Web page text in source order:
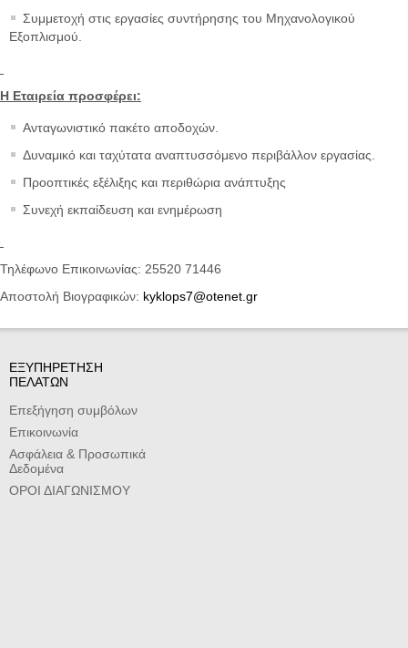
Συμμετοχή στις εργασίες συντήρησης του Μηχανολογικού
Εξοπλισμού.
Η Εταιρεία προσφέρει:
Ανταγωνιστικό πακέτο αποδοχών.
Δυναμικό και ταχύτατα αναπτυσσόμενο περιβάλλον εργασίας.
Προοπτικές εξέλιξης και περιθώρια ανάπτυξης
Συνεχή εκπαίδευση και ενημέρωση
Τηλέφωνο Επικοινωνίας: 25520 71446
Αποστολή Βιογραφικών: kyklops7@otenet.gr
ΕΞΥΠΗΡΕΤΗΣΗ
ΠΕΛΑΤΩΝ
Επεξήγηση συμβόλων
Επικοινωνία
Ασφάλεια & Προσωπικά
Δεδομένα
ΟΡΟΙ ΔΙΑΓΩΝΙΣΜΟΥ